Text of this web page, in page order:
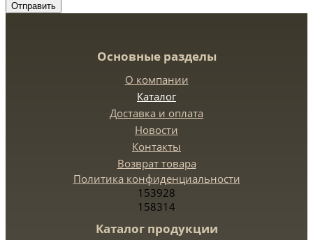
Отправить
Основные разделы
О компании
Каталог
Доставка и оплата
Новости
Контакты
Возврат товара
Политика конфиденциальности
153928
158314
Каталог продукции